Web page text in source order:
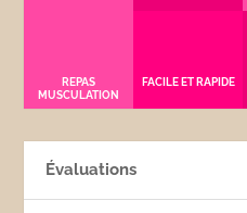
REPAS
MUSCULATION
FACILE ET RAPIDE
Évaluations